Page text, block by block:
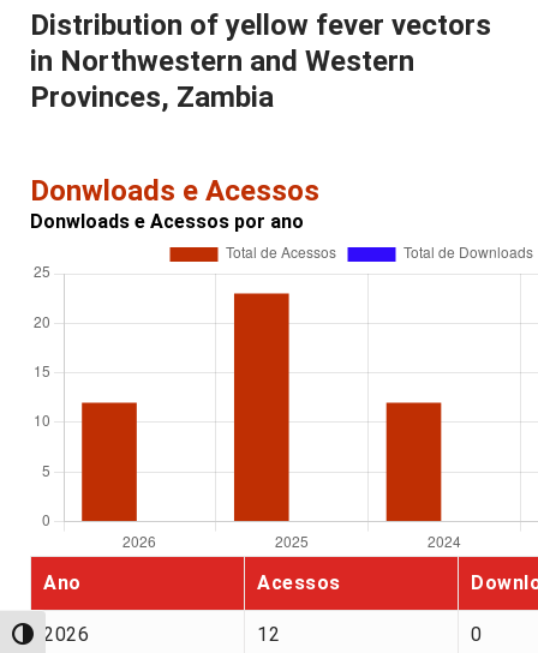
Alternar alto contraste
Distribution of yellow fever vectors
in Northwestern and Western
Provinces, Zambia
Donwloads e Acessos
Donwloads e Acessos por ano
Ano Acessos
2026 12 0